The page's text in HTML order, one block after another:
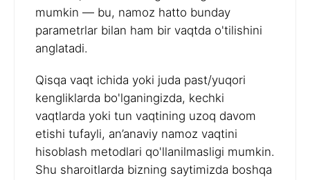
mumkin — bu, namoz hatto bunday
parametrlar bilan ham bir vaqtda o'tilishini
anglatadi.
Qisqa vaqt ichida yoki juda past/yuqori
kengliklarda bo'lganingizda, kechki
vaqtlarda yoki tun vaqtining uzoq davom
etishi tufayli, an’anaviy namoz vaqtini
hisoblash metodlari qo'llanilmasligi mumkin.
Shu sharoitlarda bizning saytimizda boshqa